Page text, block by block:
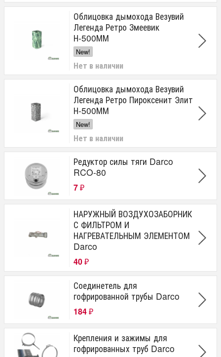
Вулкан Дымоходы
Облицовка дымохода Везувий
Легенда Ретро Змеевик
Н-500ММ
New!
Нет в наличии
Облицовка дымохода Везувий
Легенда Ретро Пироксенит Элит
Н-500ММ
New!
Нет в наличии
Редуктор силы тяги Darco
RCO-80
7 ₽
НАРУЖНЫЙ ВОЗДУХОЗАБОРНИК
С ФИЛЬТРОМ И
НАГРЕВАТЕЛЬНЫМ ЭЛЕМЕНТОМ
Darco
40 ₽
Соединетель для
гофрированной трубы Darco
184 ₽
Крепления и зажимы для
гофрированных труб Darco